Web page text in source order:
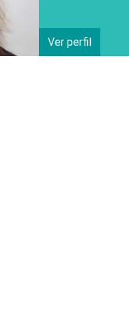
Ver perfil